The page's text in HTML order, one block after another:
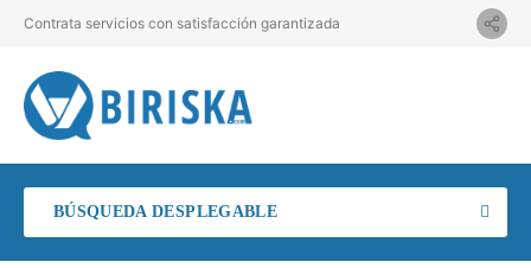
Contrata servicios con satisfacción garantizada
BÚSQUEDA DESPLEGABLE